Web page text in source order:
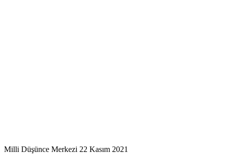
Milli Düşünce Merkezi 22 Kasım 2021